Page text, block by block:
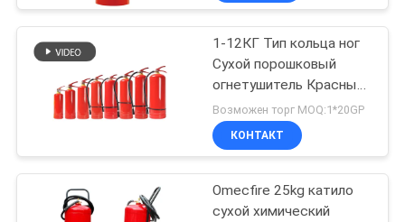
НАС
ПУТЕШЕСТВИЕ
ФАБРИКИ
ПРОВЕРКА
КАЧЕСТВА
Огнетушитель BS
EN3
13
1-12КГ Тип кольца ног
Сухой порошковый
огнетушитель Красный
цилиндр ISO9001
Сертифицирован для
многоцелевой
безопасности
Возможен торг MOQ:1*20GP
КОНТАКТ
Omecfire 25kg катило
сухой химический